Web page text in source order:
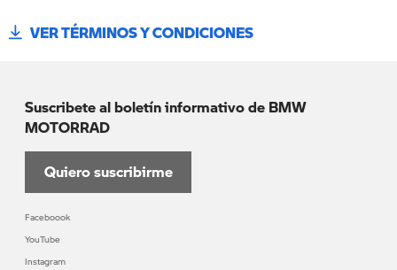
VER TÉRMINOS Y CONDICIONES
Suscribete al boletín informativo de BMW
MOTORRAD
Quiero suscribirme
Faceboook
YouTube
Instagram